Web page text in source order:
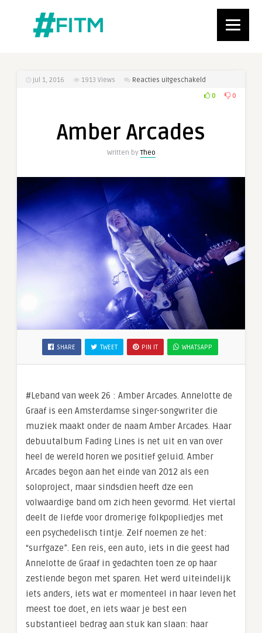
jul 1, 2016 1913 Views Reacties uitgeschakeld
Amber
0 0
Amber Arcades
Written byTheo
SHARE TWEET PIN IT WHATSAPP
#Leband van week 26 : Amber Arcades. Annelotte de
Graaf is een Amsterdamse singer-songwriter die
muziek maakt onder de naam Amber Arcades. Haar
debuutalbum Fading Lines is net uit en van over
heel de wereld horen we positief geluid. Amber
Arcades begon aan het einde van 2012 als een
soloproject, maar sindsdien heeft dze een
volwaardige band om zich heen gevormd. Het viertal
deelt de liefde voor dromerige folkpopliedjes met
een psychedelisch tintje. Zelf noemen ze het:
“surfgaze”. Een reis, een auto, iets in die geest had
Annelotte de Graaf in gedachten toen ze op haar
zestiende begon met sparen. Het werd uiteindelijk
iets anders, iets wat er momenteel in haar leven het
meest toe doet, en iets waar je best een
substantieel bedrag aan stuk kan slaan: haar